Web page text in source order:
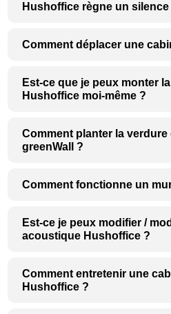
Hushoffice règne un silence
Comment déplacer une
Est-ce que je peux monter
Hushoffice moi-même ?
Comment planter la
greenWall ?
Comment fonctionne un
Est-ce je peux modifier /
acoustique Hushoffice ?
Comment entretenir une
Hushoffice ?